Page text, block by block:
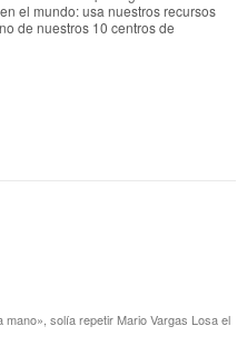
el mundo: usa nuestros recursos
de nuestros 10 centros de
solía repetir Mario Vargas Losa el